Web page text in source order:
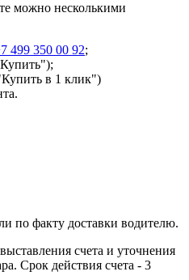
можно несколькими
499 350 00 92;
в 1 клик")
по факту доставки водителю.
счета и уточнения
Срок действия счета - 3